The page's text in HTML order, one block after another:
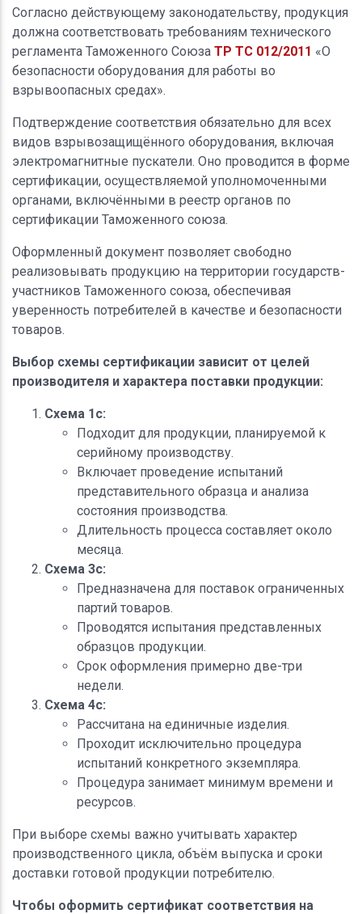
Согласно действующему законодательству, продукция
должна соответствовать требованиям технического
регламента Таможенного Союза ТР ТС 012/2011 «О
безопасности оборудования для работы во
взрывоопасных средах».
Подтверждение соответствия обязательно для всех
видов взрывозащищённого оборудования, включая
электромагнитные пускатели. Оно проводится в форме
сертификации, осуществляемой уполномоченными
органами, включёнными в реестр органов по
сертификации Таможенного союза.
Оформленный документ позволяет свободно
реализовывать продукцию на территории государств-
участников Таможенного союза, обеспечивая
уверенность потребителей в качестве и безопасности
товаров.
Выбор схемы сертификации зависит от целей
производителя и характера поставки продукции:
Схема 1c:
Подходит для продукции, планируемой к
серийному производству.
Включает проведение испытаний
представительного образца и анализа
состояния производства.
Длительность процесса составляет около
месяца.
Схема 3c:
Предназначена для поставок ограниченных
партий товаров.
Проводятся испытания представленных
образцов продукции.
Срок оформления примерно две-три
недели.
Схема 4c:
Рассчитана на единичные изделия.
Проходит исключительно процедура
испытаний конкретного экземпляра.
Процедура занимает минимум времени и
ресурсов.
При выборе схемы важно учитывать характер
производственного цикла, объём выпуска и сроки
доставки готовой продукции потребителю.
Чтобы оформить сертификат соответствия на